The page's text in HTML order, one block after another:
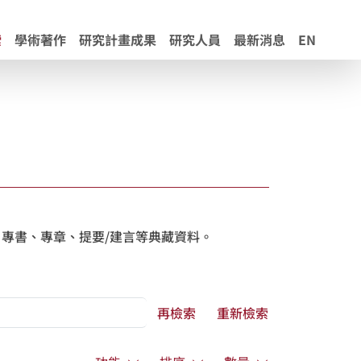
學術著作 研究計畫成果 研究人員 最新消息 EN
書、專章、提要/建言等典藏資料。
再檢索
重新檢索